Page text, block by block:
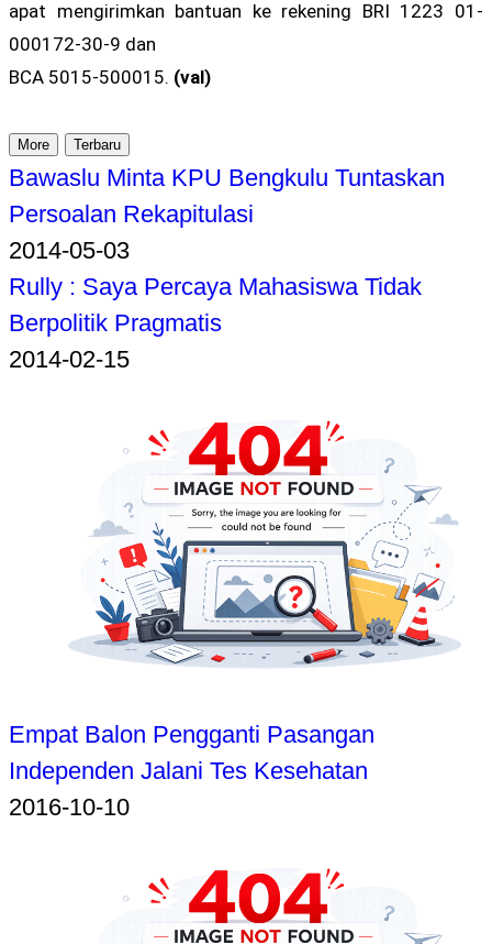
apat mengirimkan bantuan ke rekening BRI 1223 01-
000172-30-9 dan
BCA 5015-500015. (val)
More Terbaru
Bawaslu Minta KPU Bengkulu Tuntaskan
Persoalan Rekapitulasi
2014-05-03
Rully : Saya Percaya Mahasiswa Tidak
Berpolitik Pragmatis
2014-02-15
Empat Balon Pengganti Pasangan
Independen Jalani Tes Kesehatan
2016-10-10